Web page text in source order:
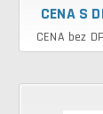
CENA S
CENA bez